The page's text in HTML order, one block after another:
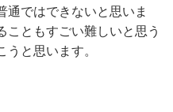
通ではできないと思いま
こともすごい難しいと思う
と思います。